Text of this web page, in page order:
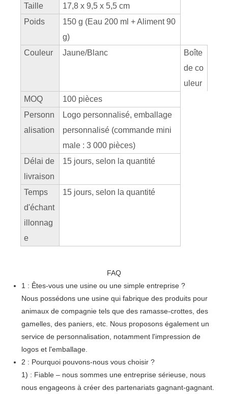
Taille
17,8 x 9,5 x 5,5 cm
Poids
150 g (Eau 200 ml + Aliment 90
g)
Couleur
Jaune/Blanc
Boîte
de co
uleur
MOQ
100 pièces
Personn
alisation
Logo personnalisé, emballage
personnalisé (commande mini
male : 3 000 pièces)
Délai de
livraison
15 jours, selon la quantité
Temps
d'échant
illonnag
e
15 jours, selon la quantité
FAQ
1 : Êtes-vous une usine ou une simple entreprise ?
Nous possédons une usine qui fabrique des produits pour
animaux de compagnie tels que des ramasse-crottes, des
gamelles, des paniers, etc. Nous proposons également un
service de personnalisation, notamment l'impression de
logos et l'emballage.
2 : Pourquoi pouvons-nous vous choisir ?
1) : Fiable – nous sommes une entreprise sérieuse, nous
nous engageons à créer des partenariats gagnant-gagnant.